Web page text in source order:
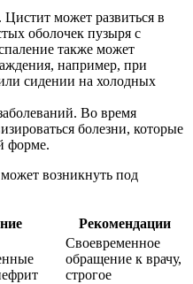
может развиться в
оболочек пузыря с
также может
например, при
сидении на холодных
Во время
болезни, которые
форме.
Рекомендации
Своевременное
обращение к врачу,
строгое